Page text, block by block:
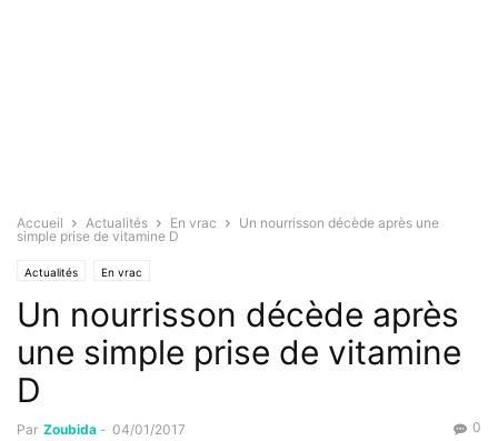
Accueil Actualités En vrac
Un nourrisson décède après une
simple prise de vitamine D
Actualités En vrac
Un nourrisson décède après
une simple prise de vitamine
D
Par Zoubida - 04/01/2017 0